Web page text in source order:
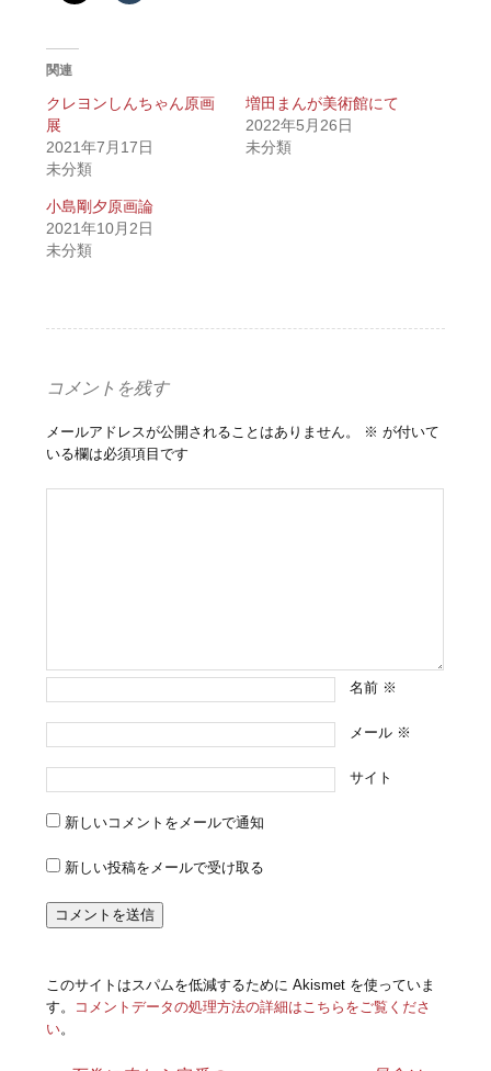
関連
クレヨンしんちゃん原画
展
2021年7月17日
未分類
増田まんが美術館にて
2022年5月26日
未分類
小島剛夕原画論
2021年10月2日
未分類
コメントを残す
メールアドレスが公開されることはありません。 ※ が付いて
いる欄は必須項目です
名前 ※
メール ※
サイト
新しいコメントをメールで通知
新しい投稿をメールで受け取る
このサイトはスパムを低減するために Akismet を使っていま
す。
コメントデータの処理方法の詳細はこちらをご覧くださ
い。